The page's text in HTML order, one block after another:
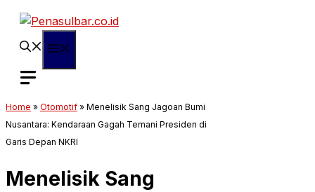
Langsung
Home » Otomotif » Menelisik Sang Jagoan Bumi
Nusantara: Kendaraan Gagah Temani Presiden di
Garis Depan NKRI
Menelisik Sang